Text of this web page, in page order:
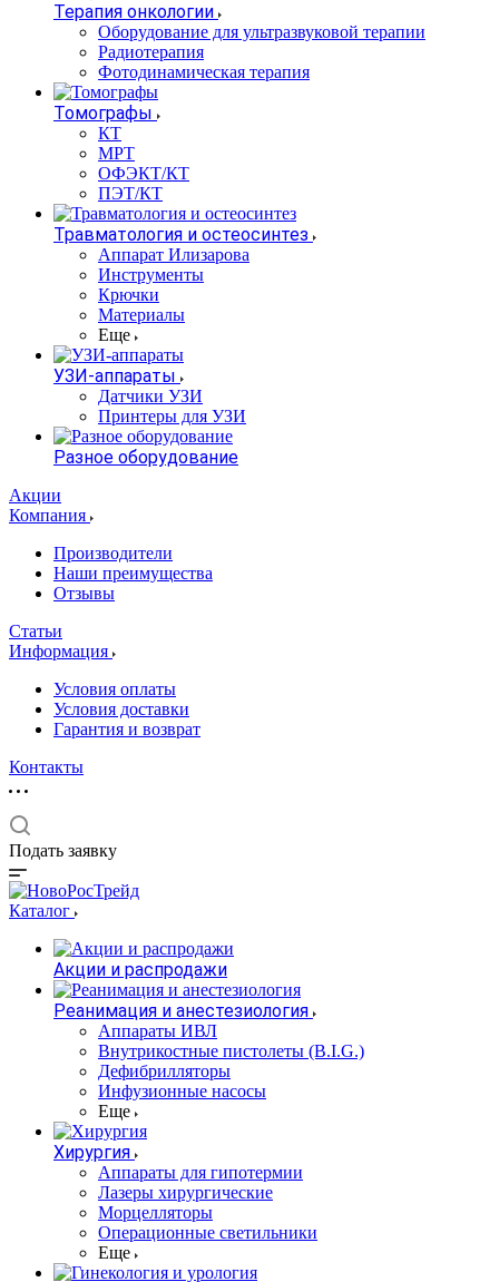
Терапия онкологии
Оборудование для ультразвуковой терапии
Радиотерапия
Фотодинамическая терапия
Томографы
КТ
МРТ
ОФЭКТ/КТ
ПЭТ/КТ
Травматология и остеосинтез
Аппарат Илизарова
Инструменты
Крючки
Материалы
Еще
УЗИ-аппараты
Датчики УЗИ
Принтеры для УЗИ
Разное оборудование
Акции
Компания
Производители
Наши преимущества
Отзывы
Статьи
Информация
Условия оплаты
Условия доставки
Гарантия и возврат
Контакты
Подать заявку
Каталог
Акции и распродажи
Реанимация и анестезиология
Аппараты ИВЛ
Внутрикостные пистолеты (B.I.G.)
Дефибрилляторы
Инфузионные насосы
Еще
Хирургия
Аппараты для гипотермии
Лазеры хирургические
Морцелляторы
Операционные светильники
Еще